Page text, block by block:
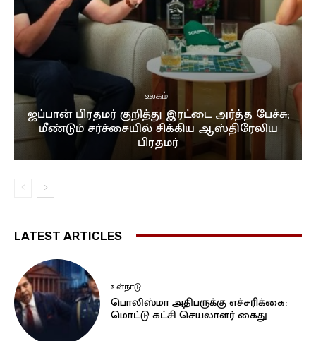
உலகம்
ஜப்பான் பிரதமர் குறித்து இரட்டை அர்த்த பேச்சு;
மீண்டும் சர்ச்சையில் சிக்கிய ஆஸ்திரேலிய
பிரதமர்
LATEST ARTICLES
உள்நாடு
பொலிஸ்மா அதிபருக்கு எச்சரிக்கை:
மொட்டு கட்சி செயலாளர் கைது